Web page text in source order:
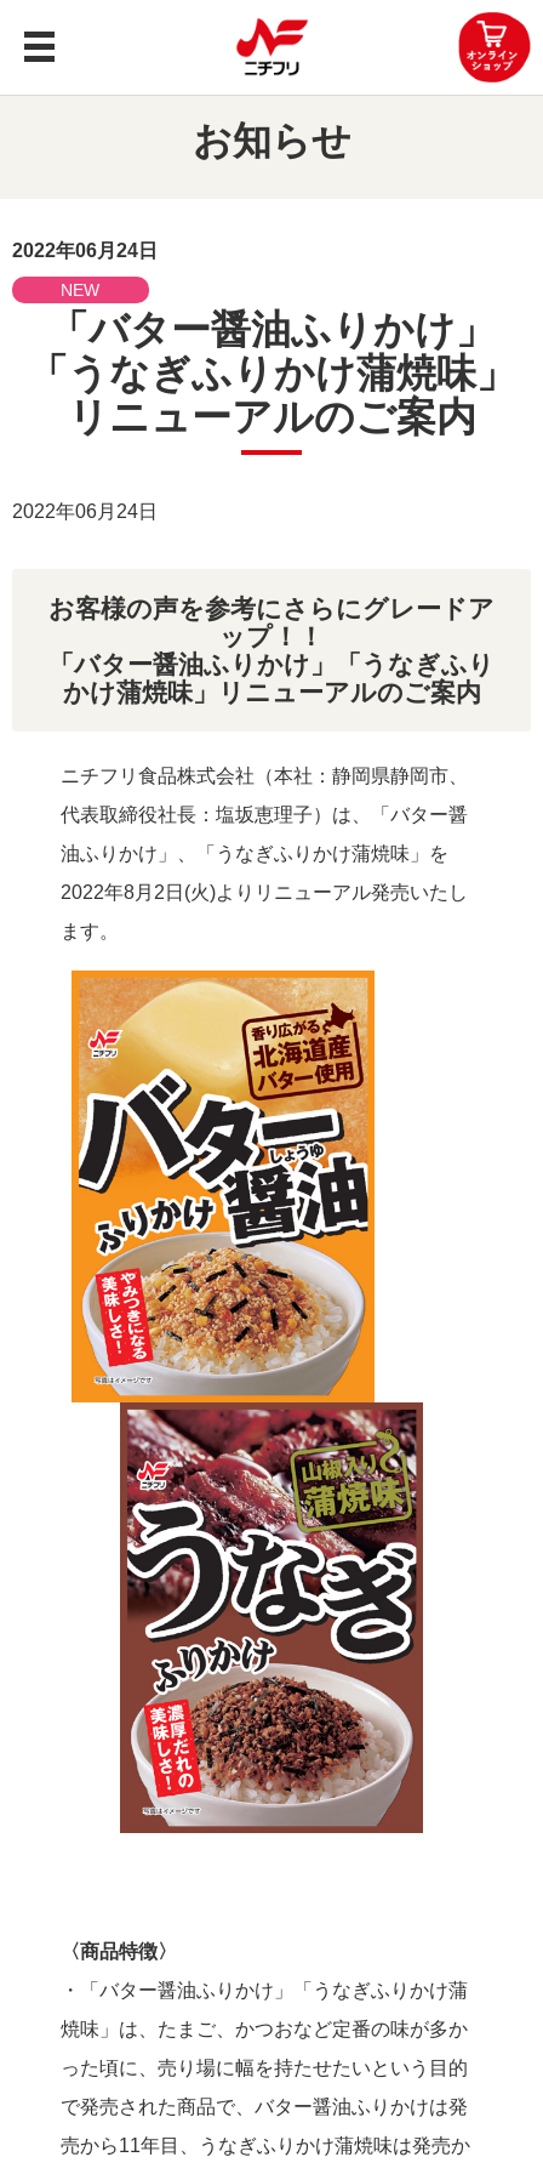
企業情報
レシピ
知る・楽しむ
お問い合わせ
お知らせ
2022年06月24日
NEW
「バター醤油ふりかけ」
「うなぎふりかけ蒲焼味」
リニューアルのご案内
2022年06月24日
お客様の声を参考にさらにグレードア
ップ！！
「バター醤油ふりかけ」「うなぎふり
かけ蒲焼味」リニューアルのご案内
ニチフリ食品株式会社（本社：静岡県静岡市、
代表取締役社長：塩坂恵理子）は、「バター醤
油ふりかけ」、「うなぎふりかけ蒲焼味」を
2022年8月2日(火)よりリニューアル発売いたし
ます。
〈商品特徴〉
・「バター醤油ふりかけ」「うなぎふりかけ蒲
焼味」は、たまご、かつおなど定番の味が多か
った頃に、売り場に幅を持たせたいという目的
で発売された商品で、バター醤油ふりかけは発
売から11年目、うなぎふりかけ蒲焼味は発売か